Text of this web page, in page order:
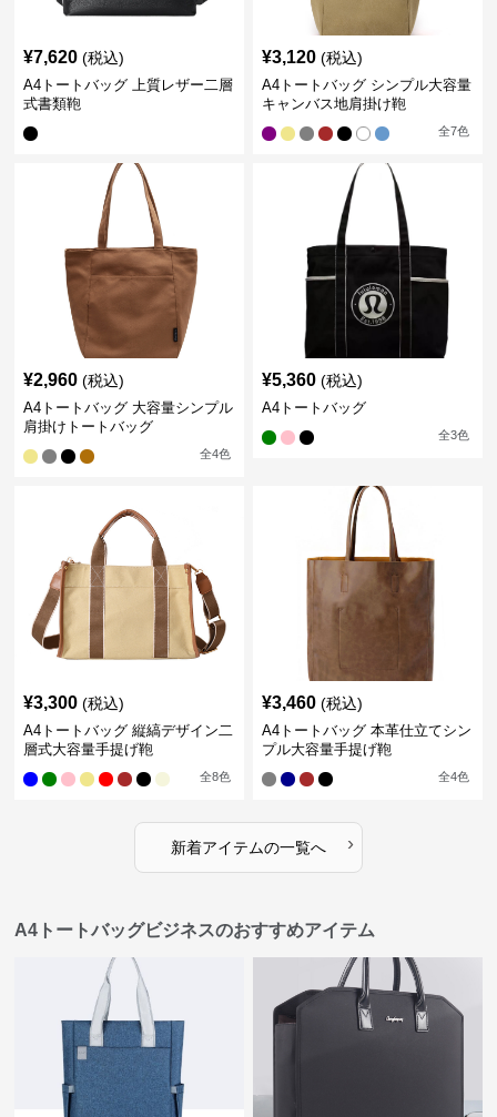
¥7,620 (税込)
A4トートバッグ 上質レザー二層
式書類鞄
¥3,120 (税込)
A4トートバッグ シンプル大容量
キャンバス地肩掛け鞄
全7色
¥2,960 (税込)
A4トートバッグ 大容量シンプル
肩掛けトートバッグ
全4色
¥5,360 (税込)
A4トートバッグ
全3色
¥3,300 (税込)
A4トートバッグ 縦縞デザイン二
層式大容量手提げ鞄
全8色
¥3,460 (税込)
A4トートバッグ 本革仕立てシン
プル大容量手提げ鞄
全4色
新着アイテムの一覧へ ›
A4トートバッグビジネスのおすすめアイテム